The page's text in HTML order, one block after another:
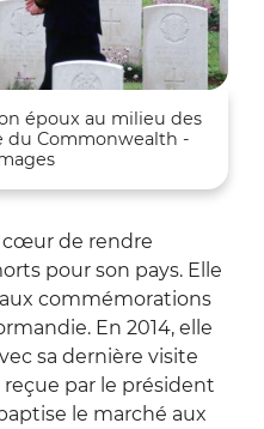
époux au milieu des
Commonwealth -
cœur de rendre
pour son pays. Elle
commémorations
En 2014, elle
sa dernière visite
reçue par le président
le marché aux